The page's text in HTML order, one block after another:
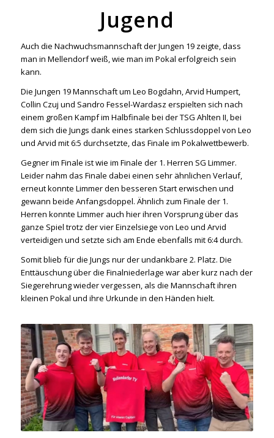
Jugend
Auch die Nachwuchsmannschaft der Jungen 19 zeigte, dass
man in Mellendorf weiß, wie man im Pokal erfolgreich sein
kann.
Die Jungen 19 Mannschaft um Leo Bogdahn, Arvid Humpert,
Collin Czuj und Sandro Fessel-Wardasz erspielten sich nach
einem großen Kampf im Halbfinale bei der TSG Ahlten II, bei
dem sich die Jungs dank eines starken Schlussdoppel von Leo
und Arvid mit 6:5 durchsetzte, das Finale im Pokalwettbewerb.
Gegner im Finale ist wie im Finale der 1. Herren SG Limmer.
Leider nahm das Finale dabei einen sehr ähnlichen Verlauf,
erneut konnte Limmer den besseren Start erwischen und
gewann beide Anfangsdoppel. Ähnlich zum Finale der 1.
Herren konnte Limmer auch hier ihren Vorsprung über das
ganze Spiel trotz der vier Einzelsiege von Leo und Arvid
verteidigen und setzte sich am Ende ebenfalls mit 6:4 durch.
Somit blieb für die Jungs nur der undankbare 2. Platz. Die
Enttäuschung über die Finalniederlage war aber kurz nach der
Siegerehrung wieder vergessen, als die Mannschaft ihren
kleinen Pokal und ihre Urkunde in den Händen hielt.